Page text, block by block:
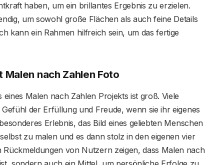
haben, um ein brillantes Ergebnis zu erzielen.
um sowohl große Flächen als auch feine Details
kann ein Rahmen hilfreich sein, um das fertige
nach Zahlen Foto
Malen nach Zahlen Projekts ist groß. Viele
der Erfüllung und Freude, wenn sie ihr eigenes
Erlebnis, das Bild eines geliebten Menschen
zu malen und es dann stolz in den eigenen vier
von Nutzern zeigen, dass Malen nach